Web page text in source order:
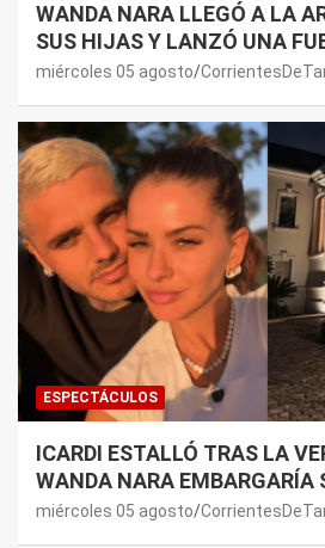
WANDA NARA LLEGÓ A LA
SUS HIJAS Y LANZÓ UNA
PREMONICIÓN SOBRE
miércoles 05 agosto
ESPECTÁCULOS
ICARDI ESTALLÓ TRAS LA
WANDA NARA EMBARGARÍA
NORDELTA: “NECESITAN
miércoles 05 agosto